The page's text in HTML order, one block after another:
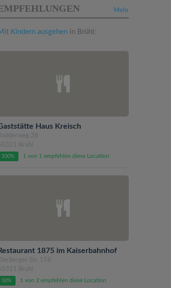
Mehr
Kindern ausgehen in Brühl:
Haus Kreisch
38
Brühl
100% 1 von 1 empfehlen diese Location
1875 im Kaiserbahnhof
Str. 158
Brühl
50% 1 von 2 empfehlen diese Location